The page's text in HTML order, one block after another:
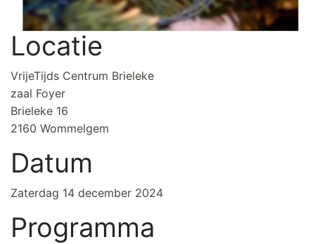
Locatie
VrijeTijds Centrum Brieleke
zaal Foyer
Brieleke 16
2160 Wommelgem
Datum
Zaterdag 14 december 2024
Programma